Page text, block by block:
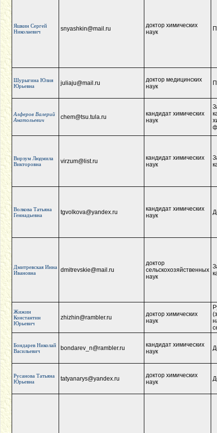
Яшкин Сергей
Николаевич
snyashkin@mail.ru
доктор химических
наук
Шурыгина Юлия
Юрьевна
juliaju@mail.ru
доктор медицинских
наук
Алферов Валерий
Анатольевич
chem@tsu.tula.ru
кандидат химических
наук
Вирзум Людмила
Викторовна
virzum@list.ru
кандидат химических
наук
Волкова Татьяна
Геннадьевна
tgvolkova@yandex.ru
кандидат химических
наук
Дмитревская Инна
Ивановна
dmitrevskie@mail.ru
доктор
сельскохозяйственных
наук
Жижин
Константин
Юрьевич
zhizhin@rambler.ru
доктор химических
наук
Бондарев Николай
Васильевич
bondarev_n@rambler.ru
кандидат химических
наук
Русанова Татьяна
Юрьевна
tatyanarys@yandex.ru
доктор химических
наук